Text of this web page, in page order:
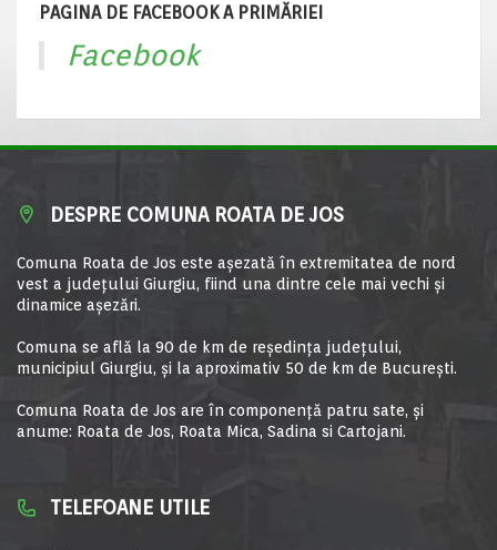
PAGINA DE FACEBOOK A PRIMĂRIEI
Facebook
DESPRE COMUNA ROATA DE JOS
Comuna Roata de Jos este aşezată în extremitatea de nord
vest a judeţului Giurgiu, fiind una dintre cele mai vechi şi
dinamice aşezări.
Comuna se află la 90 de km de reşedinţa judeţului,
municipiul Giurgiu, şi la aproximativ 50 de km de Bucureşti.
Comuna Roata de Jos are în componență patru sate, și
anume: Roata de Jos, Roata Mica, Sadina si Cartojani.
TELEFOANE UTILE